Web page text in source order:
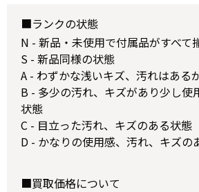
■ランクの状態
N - 新品・未使用で付属品がすべて
S - 新品同様の状態
A - わずかな浅いキズ、汚れはある
B - 多少の汚れ、キズがあり少し使
状態
C - 目立った汚れ、キズのある状態
D - かなりの使用感、汚れ、キズの
■買取価格について